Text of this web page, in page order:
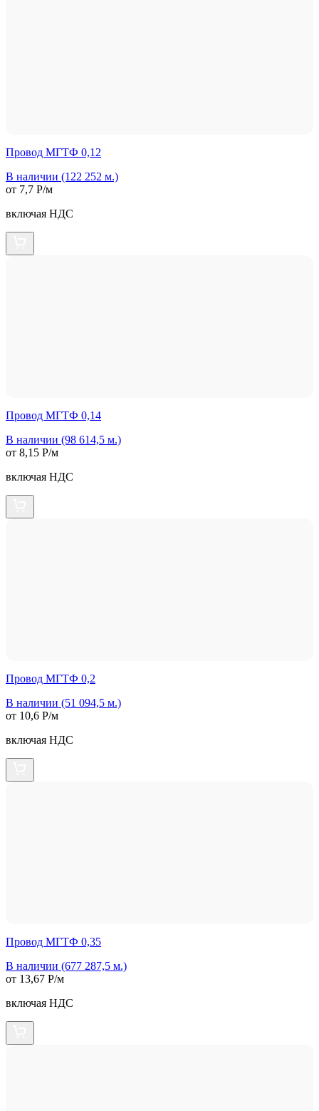
Провод МГТФ 0,12
В наличии (122 252 м.)
от 7,7 Р/м
включая НДС
Провод МГТФ 0,14
В наличии (98 614,5 м.)
от 8,15 Р/м
включая НДС
Провод МГТФ 0,2
В наличии (51 094,5 м.)
от 10,6 Р/м
включая НДС
Провод МГТФ 0,35
В наличии (677 287,5 м.)
от 13,67 Р/м
включая НДС